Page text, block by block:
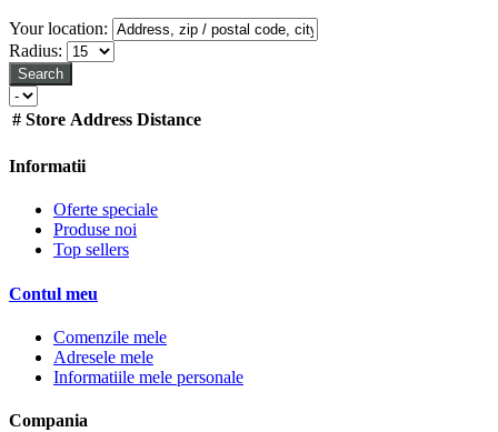
Your location:
Radius:
Search
# Store Address Distance
Informatii
Oferte speciale
Produse noi
Top sellers
Contul meu
Comenzile mele
Adresele mele
Informatiile mele personale
Compania